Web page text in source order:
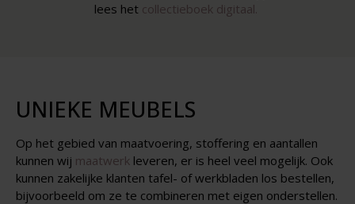
lees het collectieboek digitaal.
UNIEKE MEUBELS
Op het gebied van maatvoering, stoffering en aantallen
kunnen wij maatwerk leveren, er is heel veel mogelijk. Ook
kunnen zakelijke klanten tafel- of werkbladen los bestellen,
bijvoorbeeld om ze te combineren met eigen onderstellen.